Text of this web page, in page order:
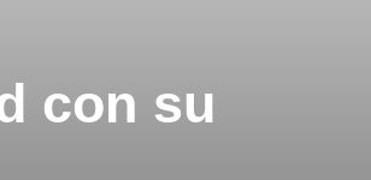
con su